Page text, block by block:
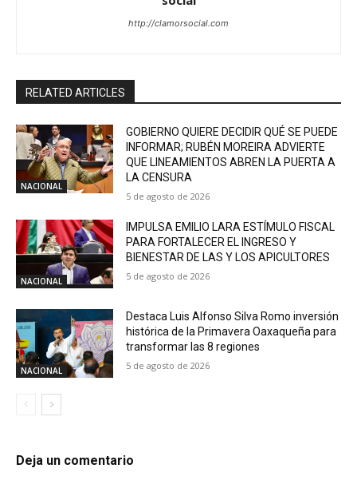
http://clamorsocial.com
RELATED ARTICLES
NACIONAL
GOBIERNO QUIERE DECIDIR QUÉ SE PUEDE
INFORMAR; RUBÉN MOREIRA ADVIERTE
QUE LINEAMIENTOS ABREN LA PUERTA A
LA CENSURA
5 de agosto de 2026
NACIONAL
IMPULSA EMILIO LARA ESTÍMULO FISCAL
PARA FORTALECER EL INGRESO Y
BIENESTAR DE LAS Y LOS APICULTORES
5 de agosto de 2026
NACIONAL
Destaca Luis Alfonso Silva Romo inversión
histórica de la Primavera Oaxaqueña para
transformar las 8 regiones
5 de agosto de 2026
Deja un comentario